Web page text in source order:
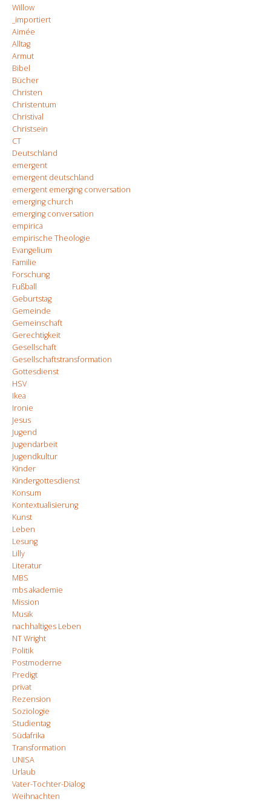
Willow
_importiert
Aimée
Alltag
Armut
Bibel
Bücher
Christen
Christentum
Christival
Christsein
CT
Deutschland
emergent
emergent deutschland
emergent emerging conversation
emerging church
emerging conversation
empirica
empirische Theologie
Evangelium
Familie
Forschung
Fußball
Geburtstag
Gemeinde
Gemeinschaft
Gerechtigkeit
Gesellschaft
Gesellschaftstransformation
Gottesdienst
HSV
Ikea
Ironie
Jesus
Jugend
Jugendarbeit
Jugendkultur
Kinder
Kindergottesdienst
Konsum
Kontextualisierung
Kunst
Leben
Lesung
Lilly
Literatur
MBS
mbs akademie
Mission
Musik
nachhaltiges Leben
NT Wright
Politik
Postmoderne
Predigt
privat
Rezension
Soziologie
Studientag
Südafrika
Transformation
UNISA
Urlaub
Vater-Tochter-Dialog
Weihnachten